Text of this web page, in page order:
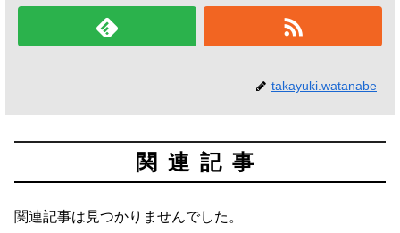
takayuki.watanabe
関連記事
関連記事は見つかりませんでした。